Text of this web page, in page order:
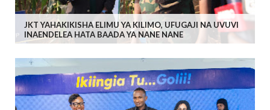
JKT YAHAKIKISHA ELIMU YA KILIMO, UFUGAJI NA UVUVI
INAENDELEA HATA BAADA YA NANE NANE